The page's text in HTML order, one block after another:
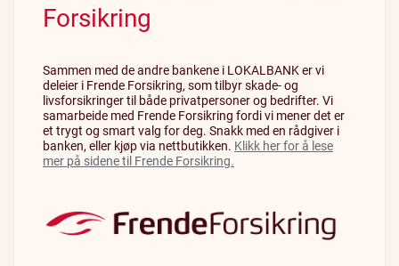
Forsikring
Sammen med de andre bankene i LOKALBANK er vi
deleier i Frende Forsikring, som tilbyr skade- og
livsforsikringer til både privatpersoner og bedrifter. Vi
samarbeide med Frende Forsikring fordi vi mener det er
et trygt og smart valg for deg. Snakk med en rådgiver i
banken, eller kjøp via nettbutikken. Klikk her for å lese
mer på sidene til Frende Forsikring.